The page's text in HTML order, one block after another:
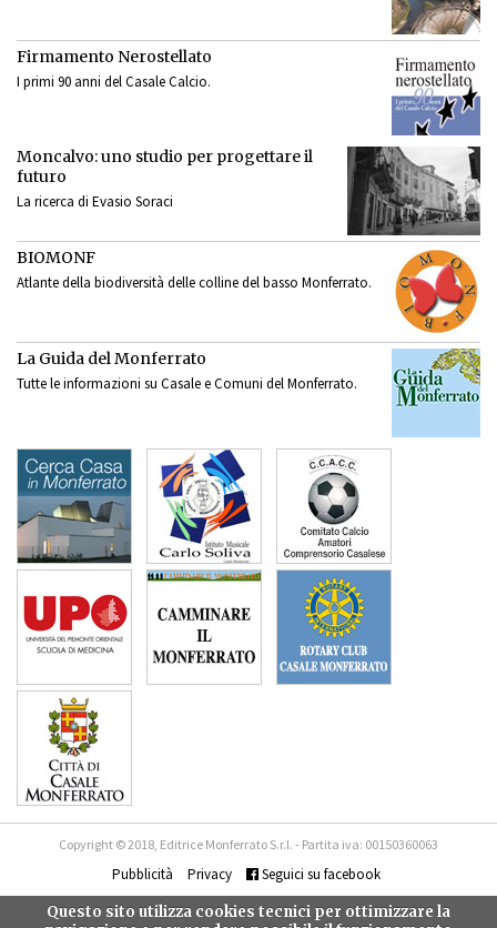
Firmamento Nerostellato
I primi 90 anni del Casale Calcio.
Moncalvo: uno studio per progettare il
futuro
La ricerca di Evasio Soraci
BIOMONF
Atlante della biodiversità delle colline del basso Monferrato.
La Guida del Monferrato
Tutte le informazioni su Casale e Comuni del Monferrato.
Copyright © 2018, Editrice Monferrato S.r.l. - Partita iva: 00150360063
Pubblicità Privacy Seguici su facebook
Questo sito utilizza cookies tecnici per ottimizzare la